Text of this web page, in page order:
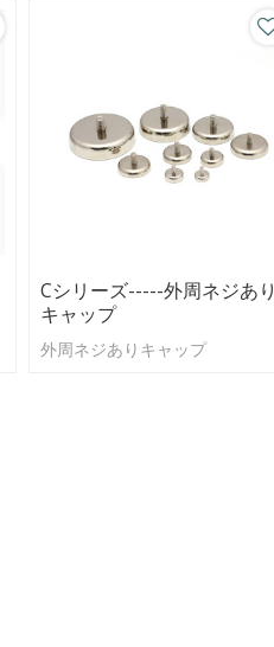
Cシリーズ-----外周ネジあり
キャップ
外周ネジありキャップ